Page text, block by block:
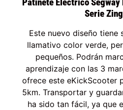
Patinete Eléctrico
Serie
Este nuevo diseño tiene
llamativo color verde,
pequeños. Podrán
aprendizaje con las 3
ofrece este eKickScooter
5km. Transportar y
ha sido tan fácil, ya que